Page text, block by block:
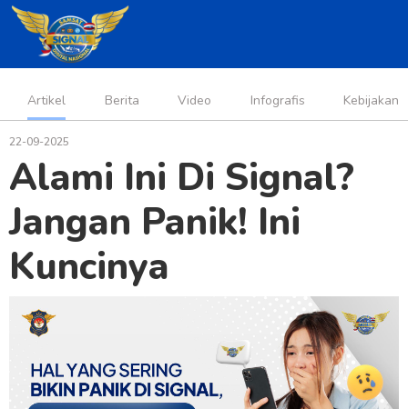
Artikel Berita Video Infografis Kebijakan
22-09-2025
Alami Ini Di Signal?
Jangan Panik! Ini
Kuncinya